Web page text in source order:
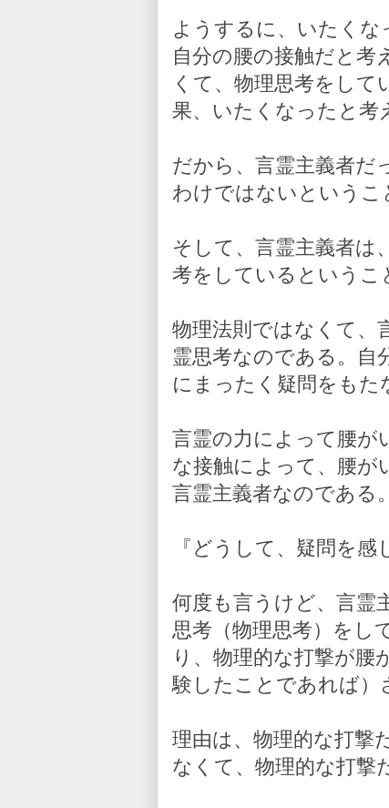
ようするに、いたくな
自分の腰の接触だと考
くて、物理思考をして
果、いたくなったと考
だから、言霊主義者だ
わけではないというこ
そして、言霊主義者は
考をしているというこ
物理法則ではなくて、
霊思考なのである。自
にまったく疑問をもた
言霊の力によって腰が
な接触によって、腰が
言霊主義者なのである。
『どうして、疑問を感
何度も言うけど、言霊
思考（物理思考）をし
り、物理的な打撃が腰
験したことであれば）
理由は、物理的な打撃
なくて、物理的な打撃